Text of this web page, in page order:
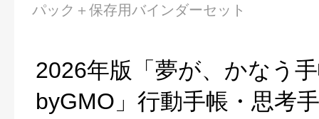
パック＋保存用バインダーセット
2026年版「夢が、かなう
byGMO」行動手帳・思考